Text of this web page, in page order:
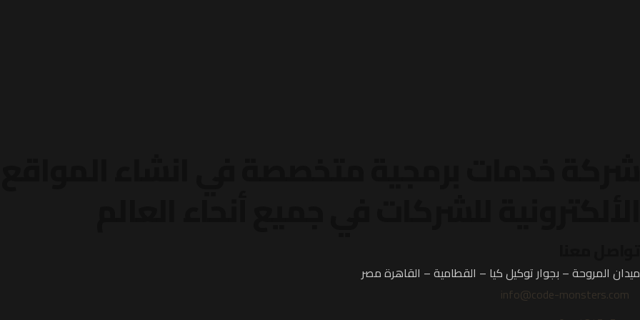
ميدان المروحة – بجوار توكيل كيا – القطامية – القاهرة مصر
info@code-monsters.com